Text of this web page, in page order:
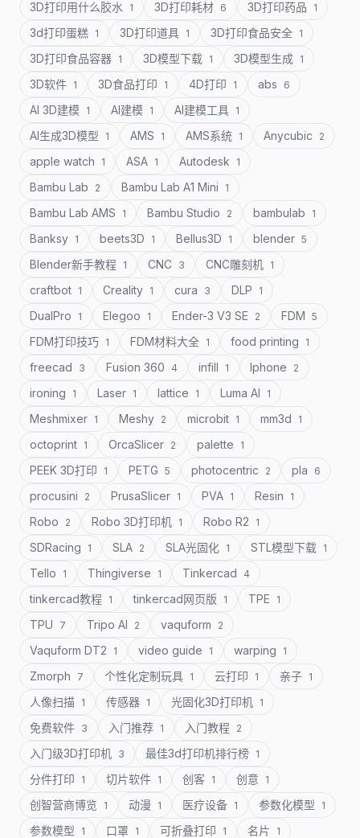
3D打印用什么胶水 1 3D打印耗材 6 3D打印药品 1
3d打印蛋糕 1 3D打印道具 1 3D打印食品安全 1
3D打印食品容器 1 3D模型下载 1 3D模型生成 1
3D软件 1 3D食品打印 1 4D打印 1 abs 6
AI 3D建模 1 AI建模 1 AI建模工具 1
AI生成3D模型 1 AMS 1 AMS系统 1 Anycubic 2
apple watch 1 ASA 1 Autodesk 1
Bambu Lab 2 Bambu Lab A1 Mini 1
Bambu Lab AMS 1 Bambu Studio 2 bambulab 1
Banksy 1 beets3D 1 Bellus3D 1 blender 5
Blender新手教程 1 CNC 3 CNC雕刻机 1
craftbot 1 Creality 1 cura 3 DLP 1
DualPro 1 Elegoo 1 Ender-3 V3 SE 2 FDM 5
FDM打印技巧 1 FDM材料大全 1 food printing 1
freecad 3 Fusion 360 4 infill 1 Iphone 2
ironing 1 Laser 1 lattice 1 Luma AI 1
Meshmixer 1 Meshy 2 microbit 1 mm3d 1
octoprint 1 OrcaSlicer 2 palette 1
PEEK 3D打印 1 PETG 5 photocentric 2 pla 6
procusini 2 PrusaSlicer 1 PVA 1 Resin 1
Robo 2 Robo 3D打印机 1 Robo R2 1
SDRacing 1 SLA 2 SLA光固化 1 STL模型下载 1
Tello 1 Thingiverse 1 Tinkercad 4
tinkercad教程 1 tinkercad网页版 1 TPE 1
TPU 7 Tripo AI 2 vaquform 2
Vaquform DT2 1 video guide 1 warping 1
Zmorph 7 个性化定制玩具 1 云打印 1 亲子 1
人像扫描 1 传感器 1 光固化3D打印机 1
免费软件 3 入门推荐 1 入门教程 2
入门级3D打印机 3 最佳3d打印机排行榜 1
分件打印 1 切片软件 1 创客 1 创意 1
创智营商博览 1 动漫 1 医疗设备 1 参数化模型 1
参数模型 1 口罩 1 可折叠打印 1 名片 1